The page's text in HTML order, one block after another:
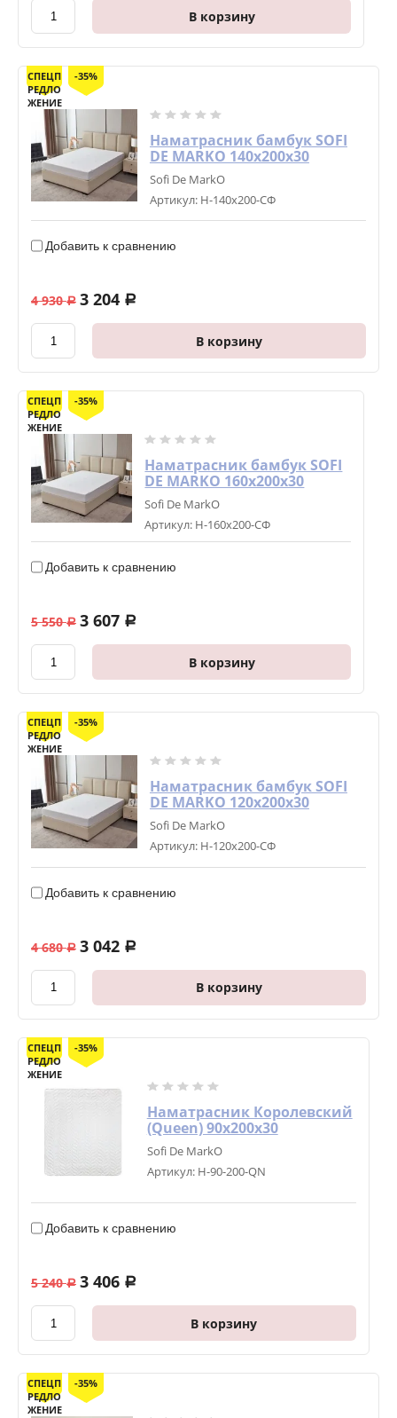
В корзину
СПЕЦП
РЕДЛО
ЖЕНИЕ
-35%
Наматрасник бамбук SOFI
DE MARKO 140х200х30
Sofi De MarkO
Артикул:Н-140х200-СФ
Добавить к сравнению
4 930 a 3 204 a
В корзину
СПЕЦП
РЕДЛО
ЖЕНИЕ
-35%
Наматрасник бамбук SOFI
DE MARKO 160х200х30
Sofi De MarkO
Артикул: Н-160х200-СФ
Добавить к сравнению
5 550 a 3 607 a
В корзину
СПЕЦП
РЕДЛО
ЖЕНИЕ
-35%
Наматрасник бамбук SOFI
DE MARKO 120х200х30
Sofi De MarkO
Артикул:Н-120х200-СФ
Добавить к сравнению
4 680 a 3 042 a
В корзину
СПЕЦП
РЕДЛО
ЖЕНИЕ
-35%
Наматрасник Королевский
(Queen) 90х200х30
Sofi De MarkO
Артикул:Н-90-200-QN
Добавить к сравнению
5 240 a 3 406 a
В корзину
СПЕЦП
РЕДЛО
ЖЕНИЕ
-35%